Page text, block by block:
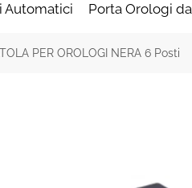
Automatici Porta Orologi
PER OROLOGI NERA 6 Posti